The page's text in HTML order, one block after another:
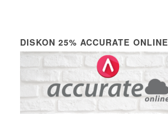
DISKON 25% ACCURATE ONLINE